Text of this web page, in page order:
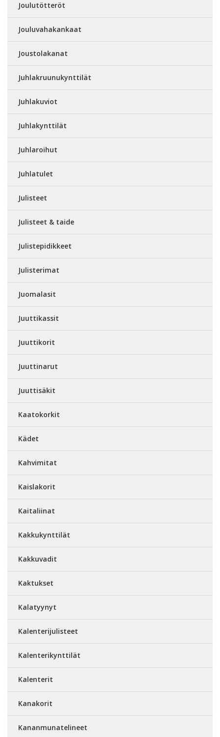
Joulutötteröt
Jouluvahakankaat
Joustolakanat
Juhlakruunukynttilät
Juhlakuviot
Juhlakynttilät
Juhlaroihut
Juhlatulet
Julisteet
Julisteet & taide
Julistepidikkeet
Julisterimat
Juomalasit
Juuttikassit
Juuttikorit
Juuttinarut
Juuttisäkit
Kaatokorkit
Kädet
Kahvimitat
Kaislakorit
Kaitaliinat
Kakkukynttilät
Kakkuvadit
Kaktukset
Kalatyynyt
Kalenterijulisteet
Kalenterikynttilät
Kalenterit
Kanakorit
Kananmunatelineet